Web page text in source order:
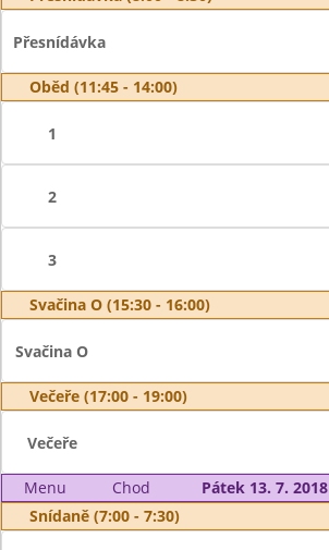
Přesnídávka
Oběd (11:45 - 14:00)
1
2
3
Svačina O (15:30 - 16:00)
Svačina O
Večeře (17:00 - 19:00)
Večeře
Menu Chod
Pátek 13. 7. 2018
Snídaně (7:00 - 7:30)